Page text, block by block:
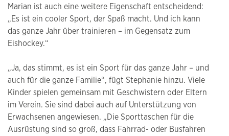
Marian ist auch eine weitere Eigenschaft entscheidend:
„Es ist ein cooler Sport, der Spaß macht. Und ich kann
das ganze Jahr über trainieren – im Gegensatz zum
Eishockey.“
„Ja, das stimmt, es ist ein Sport für das ganze Jahr – und
auch für die ganze Familie“, fügt Stephanie hinzu. Viele
Kinder spielen gemeinsam mit Geschwistern oder Eltern
im Verein. Sie sind dabei auch auf Unterstützung von
Erwachsenen angewiesen. „Die Sporttaschen für die
Ausrüstung sind so groß, dass Fahrrad- oder Busfahren